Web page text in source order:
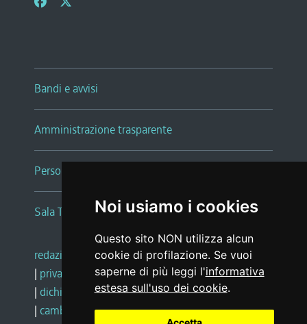
Noi usiamo i cookies
Questo sito NON utilizza alcun
cookie di profilazione. Se vuoi
saperne di più leggi l'informativa
estesa sull'uso dei cookie.
Bandi e avvisi
Amministrazione trasparente
Persone e Uffici
Sala Tiziano Tessitori
redazione web |note legali |glossario
| privacy
social media policy
| dichiarazione di accessibilità |feedback
| cambio preferenze cookie